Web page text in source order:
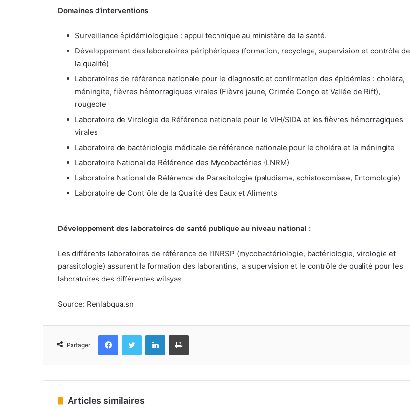
Domaines d’interventions
Surveillance épidémiologique : appui technique au ministère de la santé.
Développement des laboratoires périphériques (formation, recyclage, supervision et contrôle de
la qualité)
Laboratoires de référence nationale pour le diagnostic et confirmation des épidémies : choléra,
méningite, fièvres hémorragiques virales (Fièvre jaune, Crimée Congo et Vallée de Rift),
rougeole
Laboratoire de Virologie de Référence nationale pour le VIH/SIDA et les fièvres hémorragiques
virales
Laboratoire de bactériologie médicale de référence nationale pour le choléra et la méningite
Laboratoire National de Référence des Mycobactéries (LNRM)
Laboratoire National de Référence de Parasitologie (paludisme, schistosomiase, Entomologie)
Laboratoire de Contrôle de la Qualité des Eaux et Aliments
Développement des laboratoires de santé publique au niveau national :
Les différents laboratoires de référence de l’INRSP (mycobactériologie, bactériologie, virologie et
parasitologie) assurent la formation des laborantins, la supervision et le contrôle de qualité pour les
laboratoires des différentes wilayas.
Source: Renlabqua.sn
Partager
FacebookTwitter LinkedinImprimer
Articles similaires